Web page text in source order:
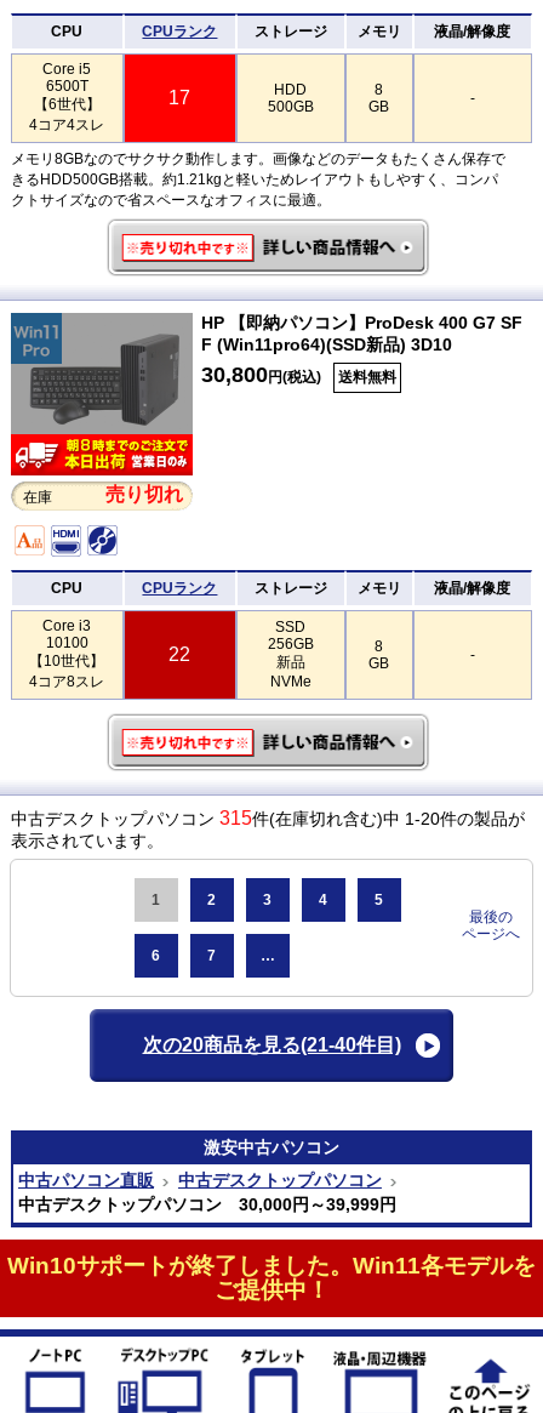
CPU CPUランク ストレージ メモリ 液晶/解像度
Core i5
6500T
【6世代】
4コア4スレ
17
HDD
500GB
8
GB
-
メモリ8GBなのでサクサク動作します。画像などのデータもたくさん保存で
きるHDD500GB搭載。約1.21kgと軽いためレイアウトもしやすく、コンパ
クトサイズなので省スペースなオフィスに最適。
在庫 売り切れ
HP 【即納パソコン】ProDesk 400 G7 SF
F (Win11pro64)(SSD新品) 3D10
30,800円(税込) 送料無料
CPU CPUランク ストレージ メモリ 液晶/解像度
Core i3
10100
【10世代】
4コア8スレ
22
SSD
256GB
新品
NVMe
8
GB
-
中古デスクトップパソコン 315件(在庫切れ含む)中 1-20件の製品が
表示されています。
1 2 3 4 5
6 7 …
最後の
ページへ
次の20商品を見る(21-40件目)
激安中古パソコン
中古パソコン直販
中古デスクトップパソコン
中古デスクトップパソコン 30,000円～39,999円
Win10サポートが終了しました。Win11各モデルを
ご提供中！